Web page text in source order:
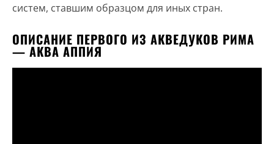
систем, ставшим образцом для иных стран.
ОПИСАНИЕ ПЕРВОГО ИЗ АКВЕДУКОВ РИМА
— АКВА АППИЯ